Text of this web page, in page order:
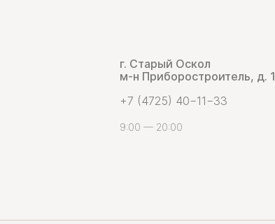
г. Старый Оскол
м-н Приборостроитель, д. 1
+7 (4725) 40−11−33
9:00 — 20:00